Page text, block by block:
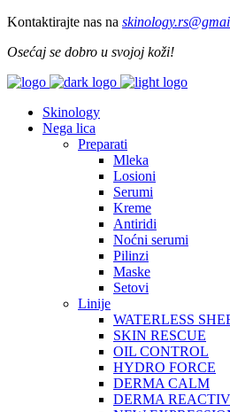
Kontaktirajte nas na skinology.
Osećaj se dobro u svojoj koži!
Skinology
Nega lica
Preparati
Mleka
Losioni
Serumi
Kreme
Antiridi
Noćni serumi
Pilinzi
Maske
Setovi
Linije
WATERLESS
SKIN RESCUE
OIL CONTROL
HYDRO FORCE
DERMA CALM
DERMA